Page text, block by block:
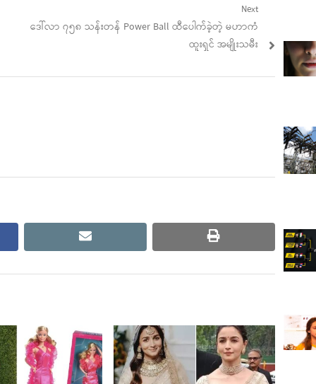
Next
Next
ဒေါ်လာ ၇၅၈ သန်းတန် Power Ball ထီပေါက်ခဲ့တဲ့ မဟာကံ
ထူးရှင် အမျိုးသမီး
email print